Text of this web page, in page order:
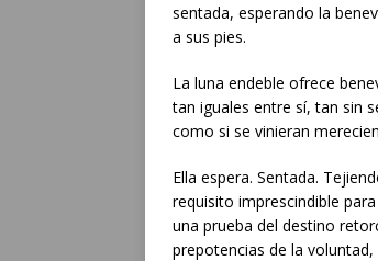
sentada, esperando la
a sus pies.
La luna endeble ofrece
tan iguales entre sí, tan sin
como si se vinieran
Ella espera. Sentada.
requisito imprescindible
una prueba del destino
prepotencias de la